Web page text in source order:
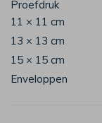
Proefdruk
11 × 11 cm
13 × 13 cm
15 × 15 cm
Enveloppen